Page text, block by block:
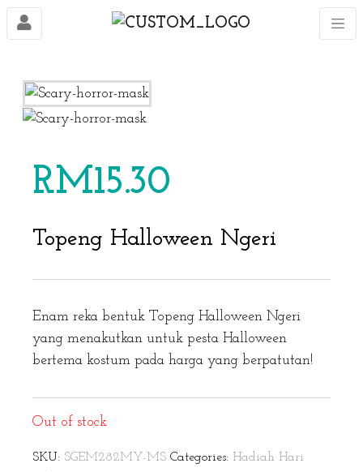
RM15.30
Topeng Halloween Ngeri
Enam reka bentuk Topeng Halloween Ngeri
yang menakutkan untuk pesta Halloween
bertema kostum pada harga yang berpatutan!
Out of stock
SKU: SGEM282MY-MS Categories: Hadiah Hari